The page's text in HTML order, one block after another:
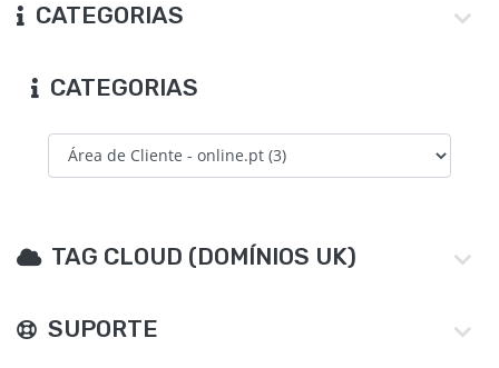
CATEGORIAS
CATEGORIAS
TAG CLOUD (DOMÍNIOS UK)
SUPORTE